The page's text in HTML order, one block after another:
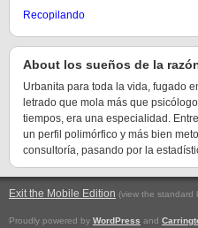
Recopilando
About los sueños de la
Urbanita para toda la vida, fugado
letrado que mola más que
tiempos, era una especialidad.
un perfil polimórfico y más bien
consultoría, pasando por la
Exit the Mobile Edition (view the standard
Proudly powered by WordPress and